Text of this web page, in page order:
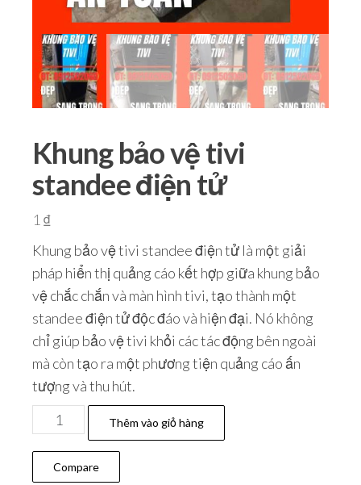
Khung bảo vệ tivi
standee điện tử
1 ₫
Khung bảo vệ tivi standee điện tử là một giải
pháp hiển thị quảng cáo kết hợp giữa khung bảo
vệ chắc chắn và màn hình tivi, tạo thành một
standee điện tử độc đáo và hiện đại. Nó không
chỉ giúp bảo vệ tivi khỏi các tác động bên ngoài
mà còn tạo ra một phương tiện quảng cáo ấn
tượng và thu hút.
Thêm vào giỏ hàng
Compare